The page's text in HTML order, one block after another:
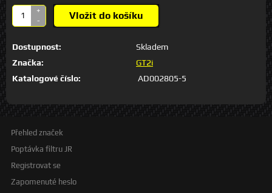
+
-
Vložit do košíku
Dostupnost:
Skladem
Značka:
GT2i
Katalogové číslo:
AD002805-5
Přehled značek
Poptávka filtru JR
Registrovat se
Zapomenuté heslo